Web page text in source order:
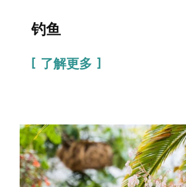
钓鱼
了解更多